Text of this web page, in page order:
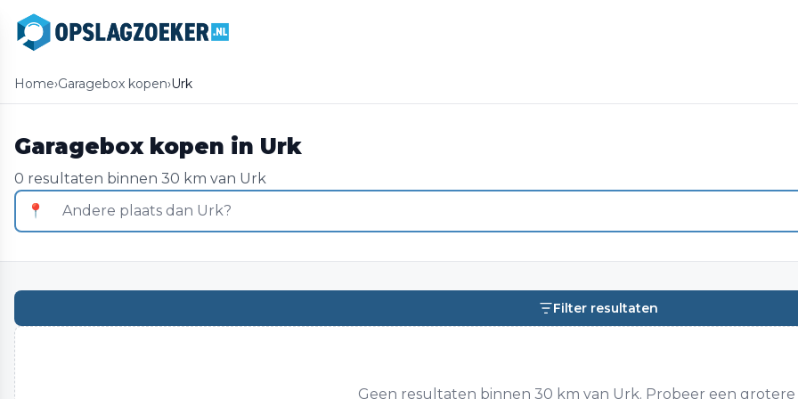
Home›Garagebox kopen›Urk
Garagebox kopen in Urk
0 resultaten binnen 30 km van Urk
📍
Filter resultaten
Geen resultaten binnen 30 km van Urk. Probeer een grotere